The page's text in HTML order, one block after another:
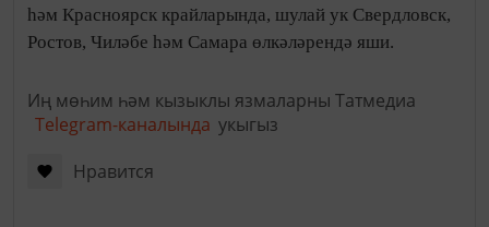
һәм Красноярск крайларында, шулай ук Свердловск,
Ростов, Чиләбе һәм Самара өлкәләрендә яши.
Иң мөһим һәм кызыклы язмаларны Татмедиа
Telegram-каналында укыгыз
Нравится